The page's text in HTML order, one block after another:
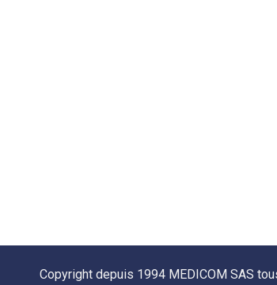
Copyright depuis 1994 MEDICOM SAS